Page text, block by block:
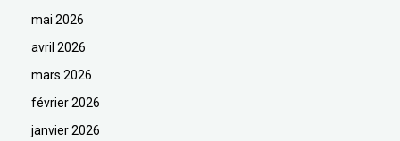
mai 2026
avril 2026
mars 2026
février 2026
janvier 2026